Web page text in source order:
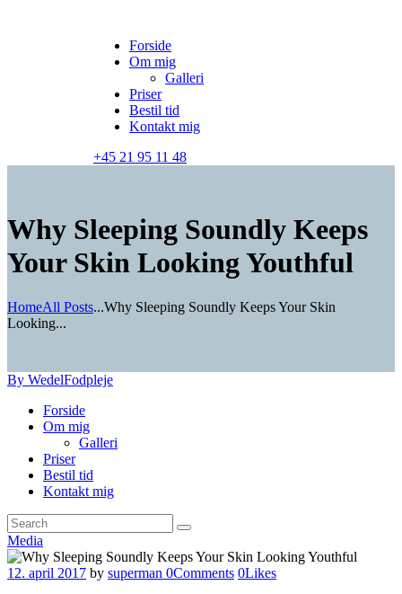
Forside
Om mig
Galleri
Priser
Bestil tid
Kontakt mig
+45 21 95 11 48
Why Sleeping Soundly Keeps
Your Skin Looking Youthful
HomeAll Posts...Why Sleeping Soundly Keeps Your Skin
Looking...
By WedelFodpleje
Forside
Om mig
Galleri
Priser
Bestil tid
Kontakt mig
Media
12. april 2017 by superman 0Comments 0Likes